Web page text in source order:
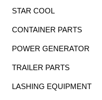
STAR COOL
CONTAINER PARTS
POWER GENERATOR
TRAILER PARTS
LASHING EQUIPMENT